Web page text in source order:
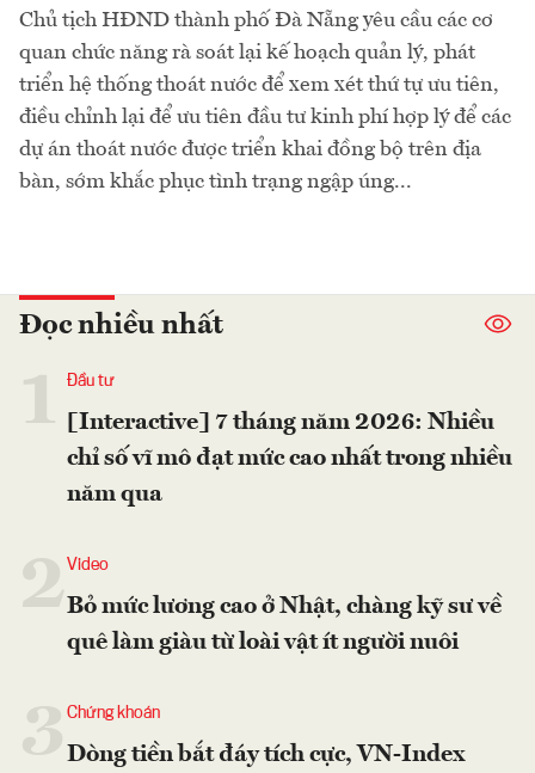
Chủ tịch HĐND thành phố Đà Nẵng yêu cầu các cơ
quan chức năng rà soát lại kế hoạch quản lý, phát
triển hệ thống thoát nước để xem xét thứ tự ưu tiên,
điều chỉnh lại để ưu tiên đầu tư kinh phí hợp lý để các
dự án thoát nước được triển khai đồng bộ trên địa
bàn, sớm khắc phục tình trạng ngập úng...
Đọc nhiều nhất
Đầu tư
[Interactive] 7 tháng năm 2026: Nhiều
chỉ số vĩ mô đạt mức cao nhất trong nhiều
năm qua
2Video
Bỏ mức lương cao ở Nhật, chàng kỹ sư về
quê làm giàu từ loài vật ít người nuôi
Chứng khoán
Dòng tiền bắt đáy tích cực, VN-Index